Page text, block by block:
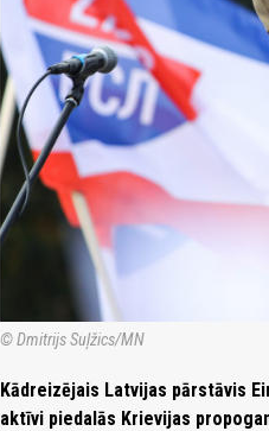
© Dmitrijs Suļžics/MN
Kādreizējais Latvijas pārstāvis
aktīvi piedalās Krievijas